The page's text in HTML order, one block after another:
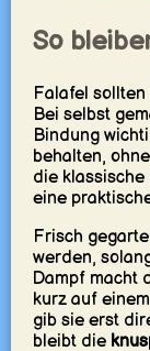
So
Falafel
Bei selbst
Bindung
behalten,
die
eine
Frisch
werden,
Dampf macht
kurz auf
gib sie erst
bleibt die